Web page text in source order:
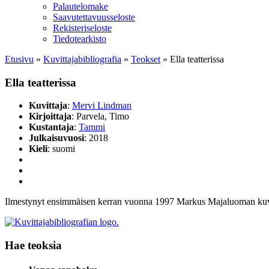
Palautelomake
Saavutettavuusseloste
Rekisteriseloste
Tiedotearkisto
Etusivu » Kuvittaja­bibliografia » Teokset » Ella teatterissa
Ella teatterissa
Kuvittaja: Mervi Lindman
Kirjoittaja: Parvela, Timo
Kustantaja: Tammi
Julkaisuvuosi: 2018
Kieli: suomi
Ilmestynyt ensimmäisen kerran vuonna 1997 Markus Majaluoman
Hae teoksia